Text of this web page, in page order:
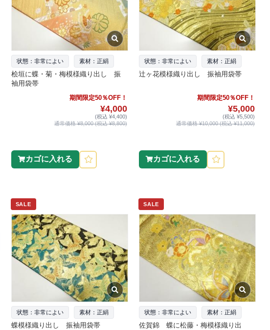
状態：非常によい 素材：正絹
桧垣に蝶・菊・梅模様織り出し 振
袖用袋帯
期間限定50％OFF！
¥4,000
(税込 ¥4,400)
通常価格 ¥8,000 (税込 ¥8,800)
カゴに入れる
状態：非常によい 素材：正絹
辻ヶ花模様織り出し 振袖用袋帯
期間限定50％OFF！
¥5,000
(税込 ¥5,500)
通常価格 ¥10,000 (税込 ¥11,000)
カゴに入れる
SALE
状態：非常によい 素材：正絹
蝶模様織り出し 振袖用袋帯
SALE
状態：非常によい 素材：正絹
佐賀錦 蝶に松藤・梅模様織り出